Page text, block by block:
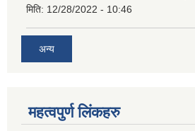
मिति: 12/28/2022 - 10:46
अन्य
महत्वपुर्ण लि‌ंकहरु